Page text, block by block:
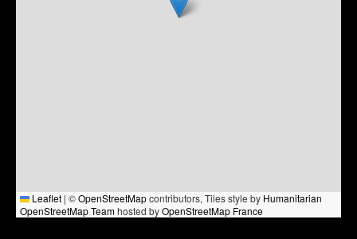
Leaflet | ©OpenStreetMapcontributors, Tiles style by Humanitarian
OpenStreetMap Teamhosted byOpenStreetMap France